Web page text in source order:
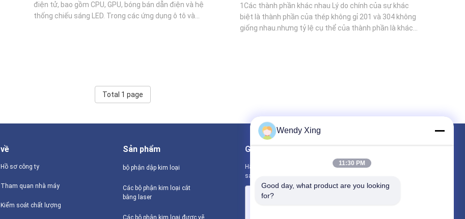
điện tử, bao gồm CPU, GPU, bóng bán dẫn điện và hệ
thống chiếu sáng LED. Trong các ứng dụng ô tô và
1Các thành phần khác nhau Lý do chính của sự khác
biệt là thành phần của thép không gỉ 201 và 304 không
giống nhau.nhưng tỷ lệ cụ thể của thành phần là khác
Total 1 page
về
Hồ sơ công ty
Tham quan nhà máy
Kiểm soát chất lượng
Sản phẩm
bộ phận dập kim loại
Các bộ phận kim loại cắt
bằng laser
Các bộ phận kim loại được vẽ
Gửi thư cho chúng tôi
Hãy cho chúng tôi biết yêu cầu của bạn. Chúng tôi sẽ kết nối các
sản phẩm tốt nhất với bạn.
Wendy Xing
11:30 PM
Good day, what product are you looking
for?